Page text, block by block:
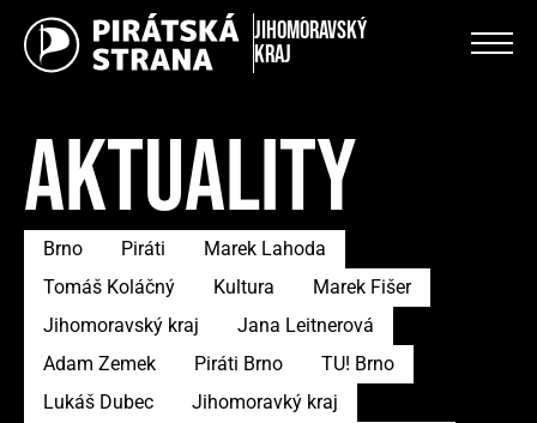
Jihomoravský
kraj
AKTUALITY
Brno Piráti
Marek Lahoda
Tomáš Koláčný
Kultura
Marek Fišer
Jihomoravský kraj
Jana Leitnerová
Adam Zemek
Piráti Brno
TU! Brno
Lukáš Dubec
Jihomoravký kraj